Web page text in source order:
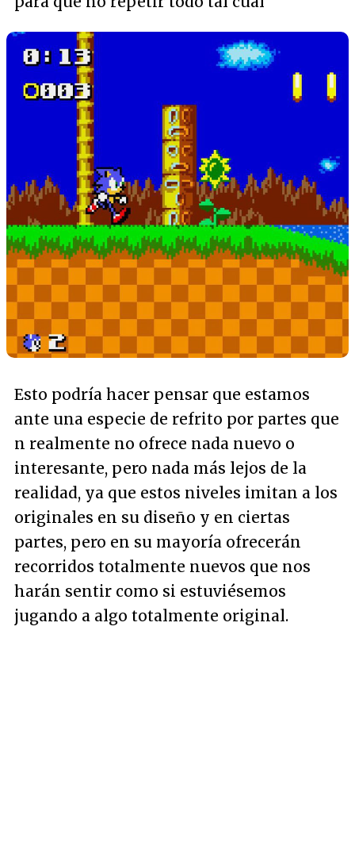
Esto podría hacer pensar que estamos
ante una especie de refrito por partes que
n realmente no ofrece nada nuevo o
interesante, pero nada más lejos de la
realidad, ya que estos niveles imitan a los
originales en su diseño y en ciertas
partes, pero en su mayoría ofrecerán
recorridos totalmente nuevos que nos
harán sentir como si estuviésemos
jugando a algo totalmente original.